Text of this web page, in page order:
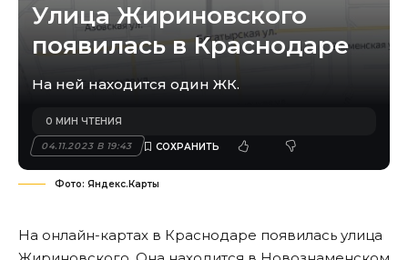
Улица Жириновского
появилась в Краснодаре
На ней находится один ЖК.
04.11.2023 В 19:43
0 МИН ЧТЕНИЯ
Фото: Яндекс.Карты
На онлайн-картах в Краснодаре появилась улица